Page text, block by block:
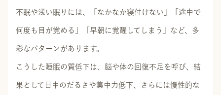
不眠や浅い眠りには、「なかなか寝付けない」「途中で
何度も目が覚める」「早朝に覚醒してしまう」など、多
彩なパターンがあります。
こうした睡眠の質低下は、脳や体の回復不足を呼び、結
果として日中のだるさや集中力低下、さらには慢性的な